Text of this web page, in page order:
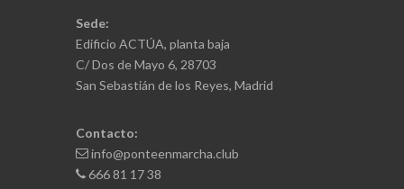
Sede:
Edificio ACTÚA, planta baja
C/ Dos de Mayo 6, 28703
San Sebastián de los Reyes, Madrid
Contacto:
info@ponteenmarcha.club
666 81 17 38